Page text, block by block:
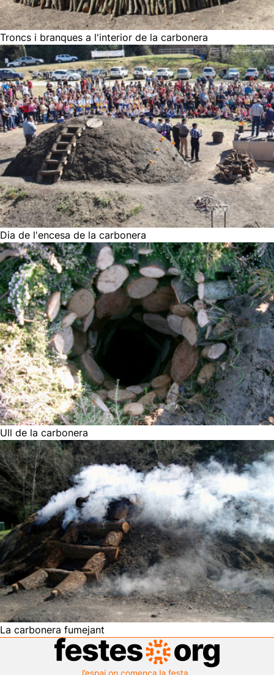
Troncs i branques a l'interior de la carbonera
Dia de l'encesa de la carbonera
Ull de la carbonera
La carbonera fumejant